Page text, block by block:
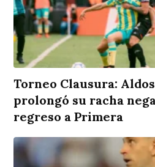
Torneo Clausura:
prolongó su racha
regreso a Primera